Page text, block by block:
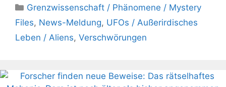
Kategorien
Grenzwissenschaft / Phänomene / Mystery
Files, News-Meldung, UFOs / Außerirdisches
Leben / Aliens, Verschwörungen